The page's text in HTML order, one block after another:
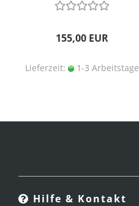
155,00 EUR
Lieferzeit: 1-3 Arbeitstage
Hilfe & Kontakt